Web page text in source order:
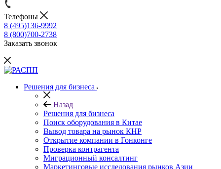
Телефоны
8 (495)136-9992
8 (800)700-2738
Заказать звонок
Решения для бизнеса
Назад
Решения для бизнеса
Поиск оборудования в Китае
Вывод товара на рынок КНР
Открытие компании в Гонконге
Проверка контрагента
Миграционный консалтинг
Маркетинговые исследования рынков Азии